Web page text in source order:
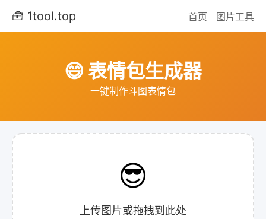
🧰 1tool.top 首页 图片工具
😄 表情包生成器
一键制作斗图表情包
😎
上传图片或拖拽到此处